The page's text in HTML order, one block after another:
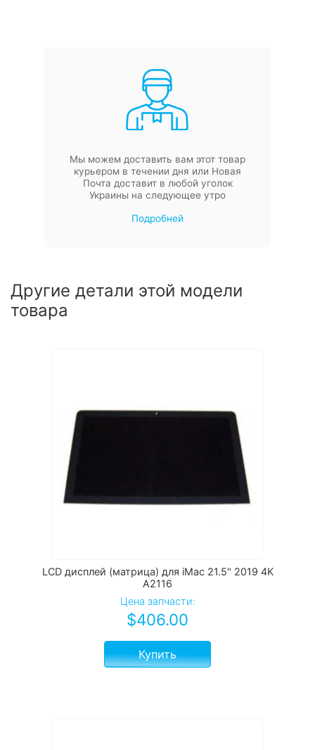
Мы можем доставить вам этот товар
курьером в течении дня или Новая
Почта доставит в любой уголок
Украины на следующее утро
Подробней
Другие детали этой модели
товара
LCD дисплей (матрица) для iMac 21.5" 2019 4K
A2116
Цена запчасти:
$406.00
Купить